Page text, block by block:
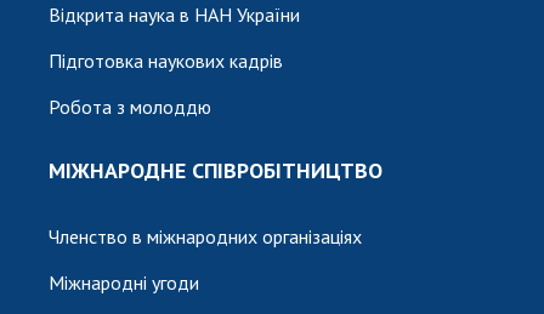
Відкрита наука в НАН України
Підготовка наукових кадрів
Робота з молоддю
МІЖНАРОДНЕ СПІВРОБІТНИЦТВО
Членство в міжнародних організаціях
Міжнародні угоди